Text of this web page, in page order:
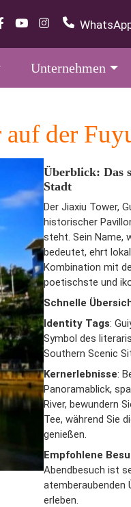
Unternehmen
der
Überblick: Das
Stadt
Der Jiaxiu Tower,
historischer
steht. Sein Name,
bedeutet, ehrt
Kombination mit
poetischste und
Schnelle
Identity Tags:
Symbol des
Southern Scenic
Kernerlebnisse:
Panoramablick,
River, bewundern
Tee, während Sie
genießen.
Empfohlene
Abendbesuch ist
atemberaubenden
erleben.